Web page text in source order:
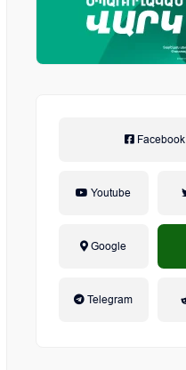
Facebook
Youtube
Google
Telegram